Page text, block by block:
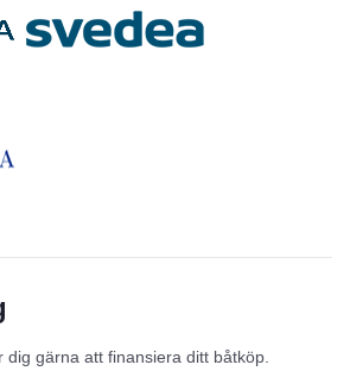
dig gärna att finansiera ditt båtköp.